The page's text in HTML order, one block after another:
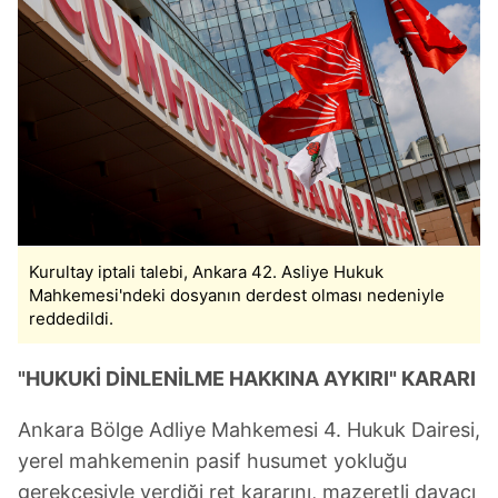
sınırlı olarak açık rızanız dahilinde kullanılacaktır.
Çerezlere ilişkin tercihlerinizi aşağıda yer alan panel
vasıtasıyla belirleyebilirsiniz. Çerezlere ilişkin detaylı bilgi
için Ayarlar butonuna tıklayabilir,
Çerez Bilgilendirme
Metnimiziziyaret edebilirsiniz.
6698 sayılı Kişisel Verilerin Korunması Kanunu uyarınca
hazırlanmış Aydınlatma Metnimizi okumak ve sitemizde
ilgili mevzuata uygun olarak kullanılan çerezlerle ilgili bilgi
almak için lütfentıklayınız.
Kurultay iptali talebi, Ankara 42. Asliye Hukuk
Mahkemesi'ndeki dosyanın derdest olması nedeniyle
reddedildi.
"HUKUKİ DİNLENİLME HAKKINA AYKIRI" KARARI
Ankara Bölge Adliye Mahkemesi 4. Hukuk Dairesi,
yerel mahkemenin pasif husumet yokluğu
gerekçesiyle verdiği ret kararını, mazeretli davacı